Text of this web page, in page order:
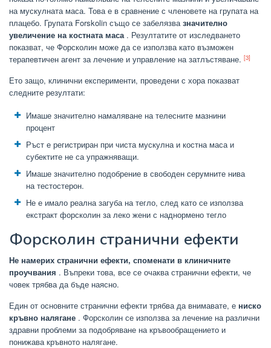
на мускулната маса. Това е в сравнение с членовете на групата на
плацебо. Групата Forskolin също се забелязвазначително
увеличение на костната маса. Резултатите от изследването
показват, че Форсколин може да се използва като възможен
терапевтичен агент за лечение и управление на затлъстяване. [3]
Ето защо, клинични експерименти, проведени с хора показват
следните резултати:
Имаше значително намаляване на телесните мазнини
процент
Ръст е регистриран при чиста мускулна и костна маса и
субектите не са упражняващи.
Имаше значително подобрение в свободен серумните нива
на тестостерон.
Не е имало реална загуба на тегло, след като се използва
екстракт форсколин за леко жени с наднормено тегло
Форсколин странични ефекти
Не намерих странични ефекти, споменати в клиничните
проучвания . Въпреки това, все се очаква странични ефекти, че
човек трябва да бъде наясно.
Един от основните странични ефекти трябва да внимавате, е ниско
кръвно налягане . Форсколин се използва за лечение на различни
здравни проблеми за подобряване на кръвообращението и
понижава кръвното налягане.